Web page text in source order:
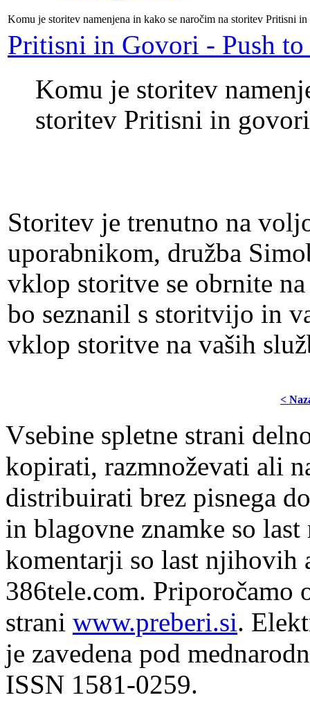
Komu je storitev namenjena in kako se naročim na storitev Pritisni
Pritisni in Govori - Push to
Komu je storitev
storitev Pritisni in
Storitev je trenutno na
uporabnikom, družba
vklop storitve se obrnite
bo seznanil s storitvijo in
vklop storitve na vaših
<
Vsebine spletne strani
kopirati, razmnoževati ali
distribuirati brez pisnega
in blagovne znamke so
komentarji so last njihovih
386tele.com. Priporočamo
strani www.preberi.si.
je zavedena pod
ISSN 1581-0259.